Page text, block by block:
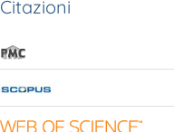
Citazioni